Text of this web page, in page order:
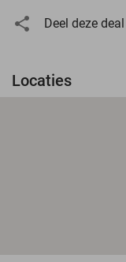
Deel deze deal
Locaties